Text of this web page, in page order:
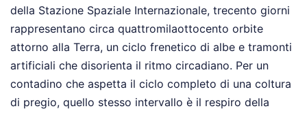
della Stazione Spaziale Internazionale, trecento giorni
rappresentano circa quattromilaottocento orbite
attorno alla Terra, un ciclo frenetico di albe e tramonti
artificiali che disorienta il ritmo circadiano. Per un
contadino che aspetta il ciclo completo di una coltura
di pregio, quello stesso intervallo è il respiro della